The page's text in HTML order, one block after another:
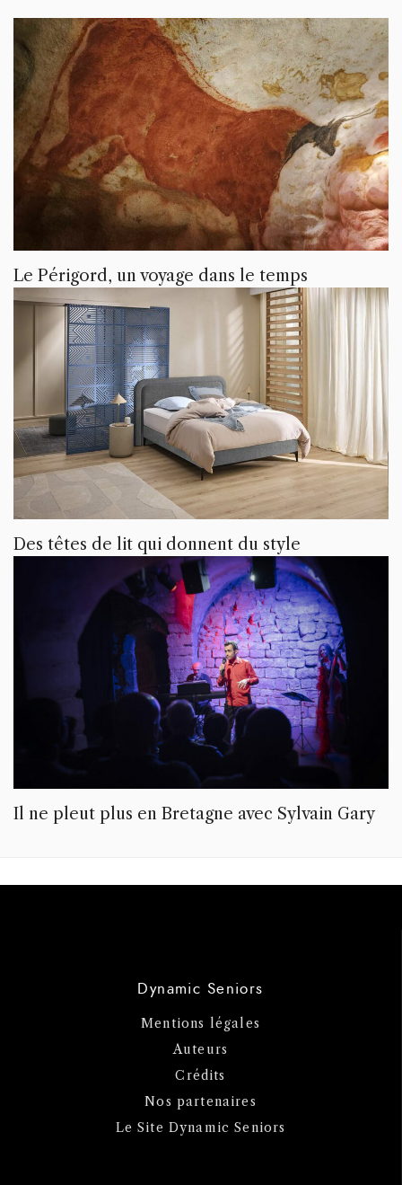
Le Périgord, un voyage dans le temps
Des têtes de lit qui donnent du style
Il ne pleut plus en Bretagne avec Sylvain Gary
Dynamic Seniors
Mentions légales
Auteurs
Crédits
Nos partenaires
Le Site Dynamic Seniors